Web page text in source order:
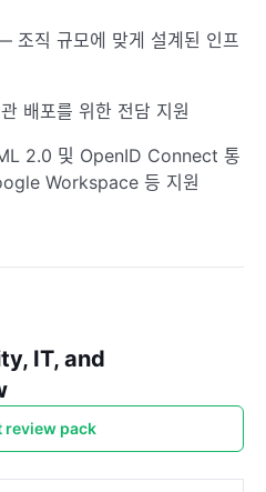
조직 규모에 맞게 설계된 인프
배포를 위한 전담 지원
2.0 및 OpenID Connect 통
Workspace 등 지원
IT, and
review pack